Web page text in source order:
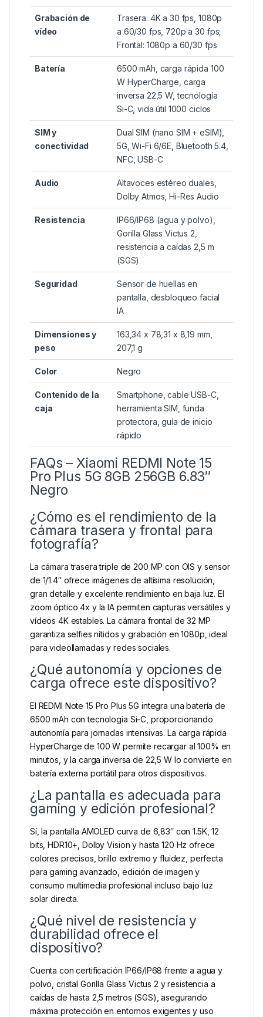
Grabación de
vídeo
Trasera: 4K a 30 fps, 1080p
a 60/30 fps, 720p a 30 fps;
Frontal: 1080p a 60/30 fps
Batería
6500 mAh, carga rápida 100
W HyperCharge, carga
inversa 22,5 W, tecnología
Si-C, vida útil 1000 ciclos
SIM y
conectividad
Dual SIM (nano SIM + eSIM),
5G, Wi-Fi 6/6E, Bluetooth 5.4,
NFC, USB-C
Audio
Altavoces estéreo duales,
Dolby Atmos, Hi-Res Audio
Resistencia
IP66/IP68 (agua y polvo),
Gorilla Glass Victus 2,
resistencia a caídas 2,5 m
(SGS)
Seguridad
Sensor de huellas en
pantalla, desbloqueo facial
IA
Dimensiones y
peso
163,34 x 78,31 x 8,19 mm,
207,1 g
Color Negro
Contenido de la
caja
Smartphone, cable USB-C,
herramienta SIM, funda
protectora, guía de inicio
rápido
FAQs – Xiaomi REDMI Note 15
Pro Plus 5G 8GB 256GB 6.83″
Negro
¿Cómo es el rendimiento de la
cámara trasera y frontal para
fotografía?
La cámara trasera triple de 200 MP con OIS y sensor
de 1/1.4″ ofrece imágenes de altísima resolución,
gran detalle y excelente rendimiento en baja luz. El
zoom óptico 4x y la IA permiten capturas versátiles y
vídeos 4K estables. La cámara frontal de 32 MP
garantiza selfies nítidos y grabación en 1080p, ideal
para videollamadas y redes sociales.
¿Qué autonomía y opciones de
carga ofrece este dispositivo?
El REDMI Note 15 Pro Plus 5G integra una batería de
6500 mAh con tecnología Si-C, proporcionando
autonomía para jornadas intensivas. La carga rápida
HyperCharge de 100 W permite recargar al 100% en
minutos, y la carga inversa de 22,5 W lo convierte en
batería externa portátil para otros dispositivos.
¿La pantalla es adecuada para
gaming y edición profesional?
Sí, la pantalla AMOLED curva de 6,83″ con 1.5K, 12
bits, HDR10+, Dolby Vision y hasta 120 Hz ofrece
colores precisos, brillo extremo y fluidez, perfecta
para gaming avanzado, edición de imagen y
consumo multimedia profesional incluso bajo luz
solar directa.
¿Qué nivel de resistencia y
durabilidad ofrece el
dispositivo?
Cuenta con certificación IP66/IP68 frente a agua y
polvo, cristal Gorilla Glass Victus 2 y resistencia a
caídas de hasta 2,5 metros (SGS), asegurando
máxima protección en entornos exigentes y uso